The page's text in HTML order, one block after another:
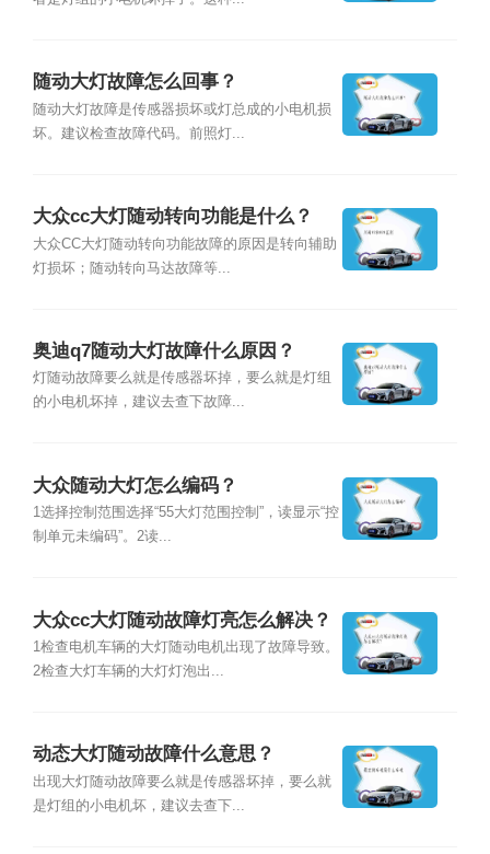
随动大灯故障怎么回事？
随动大灯故障是传感器损坏或灯总成的小电机损
坏。建议检查故障代码。前照灯...
大众cc大灯随动转向功能是什么？
大众CC大灯随动转向功能故障的原因是转向辅助
灯损坏；随动转向马达故障等...
奥迪q7随动大灯故障什么原因？
灯随动故障要么就是传感器坏掉，要么就是灯组
的小电机坏掉，建议去查下故障...
大众随动大灯怎么编码？
1选择控制范围选择“55大灯范围控制”，读显示“控
制单元未编码”。2读...
大众cc大灯随动故障灯亮怎么解决？
1检查电机车辆的大灯随动电机出现了故障导致。
2检查大灯车辆的大灯灯泡出...
动态大灯随动故障什么意思？
出现大灯随动故障要么就是传感器坏掉，要么就
是灯组的小电机坏，建议去查下...